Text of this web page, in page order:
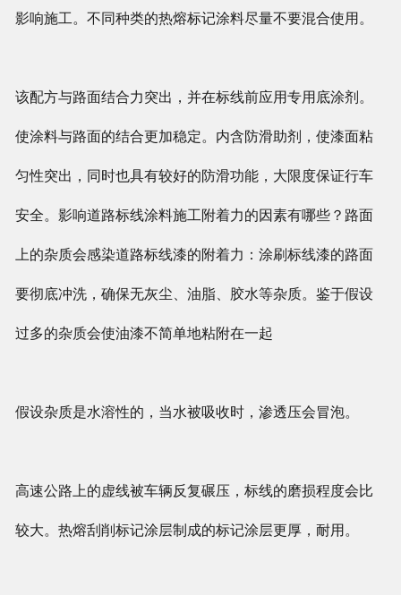
影响施工。不同种类的热熔标记涂料尽量不要混合使用。
该配方与路面结合力突出，并在标线前应用专用底涂剂。
使涂料与路面的结合更加稳定。内含防滑助剂，使漆面粘
匀性突出，同时也具有较好的防滑功能，大限度保证行车
安全。影响道路标线涂料施工附着力的因素有哪些？路面
上的杂质会感染道路标线漆的附着力：涂刷标线漆的路面
要彻底冲洗，确保无灰尘、油脂、胶水等杂质。鉴于假设
过多的杂质会使油漆不简单地粘附在一起
假设杂质是水溶性的，当水被吸收时，渗透压会冒泡。
高速公路上的虚线被车辆反复碾压，标线的磨损程度会比
较大。热熔刮削标记涂层制成的标记涂层更厚，耐用。